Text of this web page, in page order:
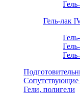
Гель-лак
Сопутствующие
Гели, полигели